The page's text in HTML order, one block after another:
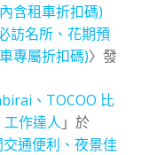
含租車折扣碼)
訪名所、花期預
專屬折扣碼)〉發
、TOCOO 比
工作達人 」於
通便利、夜景佳